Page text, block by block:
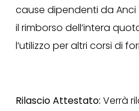
cause dipendenti da
il rimborso dell’intera
l’utilizzo per altri corsi di
Rilascio Attestato: Verrà